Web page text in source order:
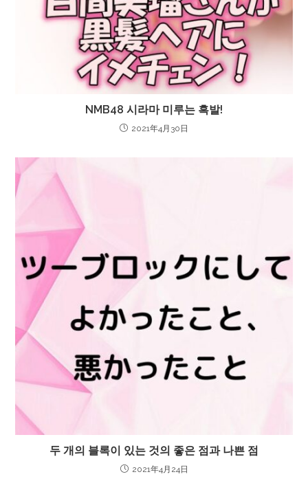
NMB48 시라마 미루는 흑발!
2021年4月30日
두 개의 블록이 있는 것의 좋은 점과 나쁜 점
2021年4月24日